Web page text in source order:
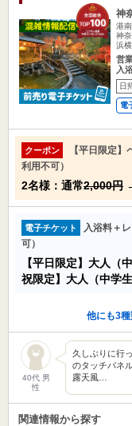
神
港
神
浜
営
入
日
電
クーポン
【平日限定
利用不可）
2名様：通常2,000円
電子チケット
入浴料＋
可）
【平日限定】大人（
祝限定】大人（中学
他にも3
40代 男
性
久しぶりに行
のタッチパネ
露天風…
関連情報から探す